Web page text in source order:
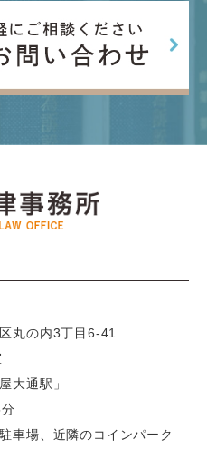
丸の内3丁目6-41
大通駅」
車場、 近隣のコインパーク